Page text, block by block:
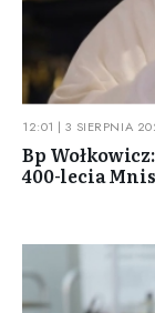
12:01 | 3 SIERPNIA
Bp
400-lecia